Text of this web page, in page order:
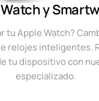
y
tu Apple Watch?
relojes inteligentes.
tu dispositivo con
especializado.